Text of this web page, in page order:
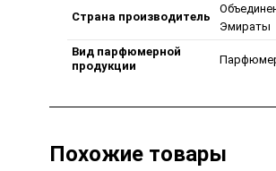
Страна производитель
Эмираты
Вид парфюмерной
продукции
Похожие товары